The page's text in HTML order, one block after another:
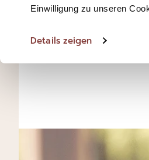
Einwilligung zu unseren
Details zeigen